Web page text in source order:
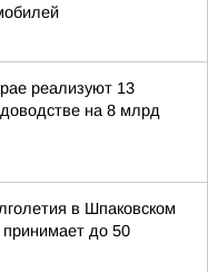
реализуют 13
на 8 млрд
в Шпаковском
принимает до 50